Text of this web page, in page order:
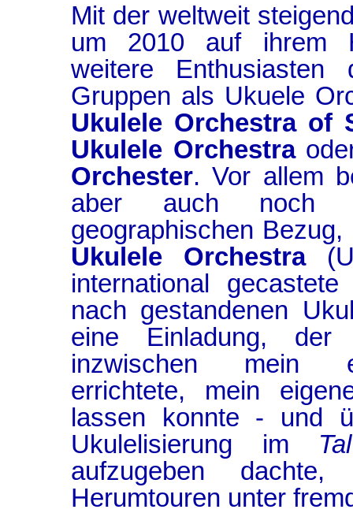
Mit der weltweit
um 2010 auf ihrem
weitere
Gruppen als Ukuele
Ukulele Orchestra of
Ukulele Orchestra
Orchester. Vor allem
aber auch noch
geographischen
Ukulele Orchestra
international
nach gestandenen
eine Einladung,
inzwischen mein
errichtete, mein
lassen konnte - und
Ukulelisierung im
aufzugeben
Herumtouren unter